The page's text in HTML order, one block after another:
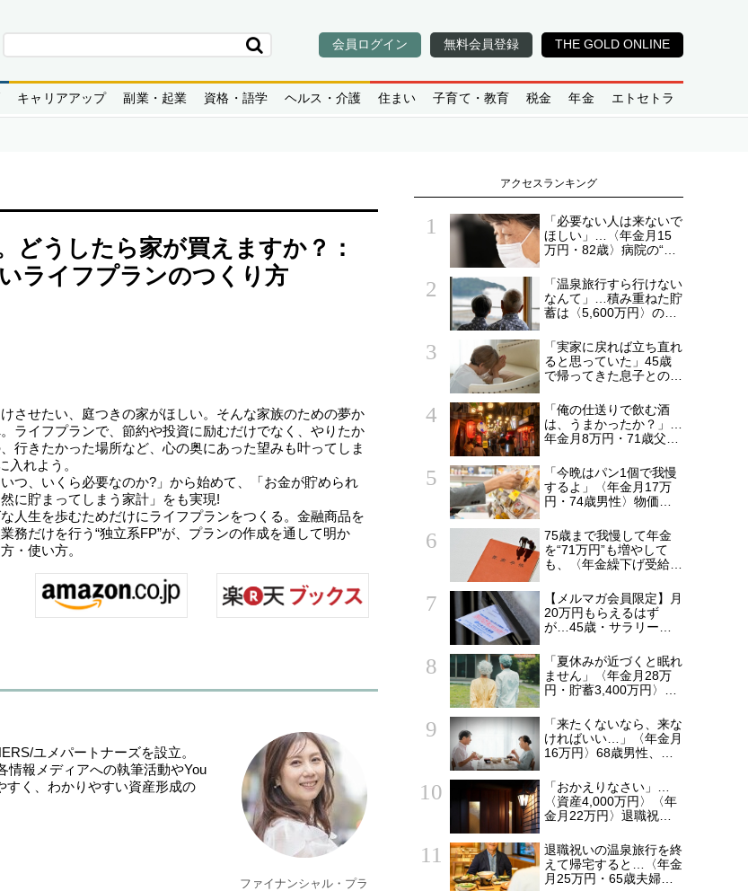
会員ログイン 無料会員登録 THE GOLD ONLINE
キャリアアップ 副業・起業 資格・語学 ヘルス・介護 住まい 子育て・教育 税金 年金 エトセトラ
どうしたら家が買えますか？：
ライフプランのつくり方
させたい、庭つきの家がほしい。そんな家族のための夢か
ライフプランで、節約や投資に励むだけでなく、やりたか
行きたかった場所など、心の奥にあった望みも叶ってしま
入れよう。
つ、いくら必要なのか?」から始めて、「お金が貯められ
に貯まってしまう家計」をも実現!
人生を歩むためだけにライフプランをつくる。金融商品を
務だけを行う“独立系FP”が、プランの作成を通して明か
・使い方。
ユメパートナーズを設立。
情報メディアへの執筆活動やYou
すく、わかりやすい資産形成の
ファイナンシャル・プラ
アクセスランキング
「必要ない人は来ないで
ほしい」…〈年金月15
万円・82歳〉病院の“常
られた20代会社員の本
音。それでも通い続ける
理由
「温泉旅行すら行けない
なんて」…積み重ねた貯
蓄は〈5,600万円〉の68
を貯めたはずが「馬鹿だ
った」肩を落とす理由
「実家に戻れば立ち直れ
ると思っていた」45歳
で帰ってきた息子との同
万円・75歳母〉が漏ら
した本音
「俺の仕送りで飲む酒
は、うまかったか？」…
年金月8万円・71歳父を
助〉が途絶えた夜
「今晩はパン1個で我慢
するよ」〈年金月17万
円・74歳男性〉物価高
食卓”
75歳まで我慢して年金
を“71万円”も増やして
も、〈年金繰下げ受給〉
偶者が年下の人」「定年
後も働く人」「特別な年
金を受け取れる人」
【CFPが解説】
【メルマガ会員限定】月
20万円もらえるはず
が…45歳・サラリーマ
抱いた違和感。「年金ル
ール」知らずにそのまま
20年…65歳で受け取る
ことになる年金額に唖然
「夏休みが近づくと眠れ
ません」〈年金月28万
円・貯蓄3,400万円〉60
滞在”する長男一家に怯
えるワケ
「来たくないなら、来な
ければいい…」〈年金月
16万円〉68歳男性、家
ずが、夫婦2人寂しく食
卓を囲むワケ
「おかえりなさい」…
〈資産4,000万円〉〈年
金月22万円〉退職祝い
行」から帰国した65歳
夫婦。余韻を吹き飛ばし
た“破綻の影”
退職祝いの温泉旅行を終
えて帰宅すると…〈年金
月25万円・65歳夫婦〉